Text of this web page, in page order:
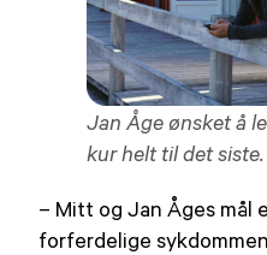
Jan Åge ønsket å
kur helt til det siste.
– Mitt og Jan Åges mål
forferdelige